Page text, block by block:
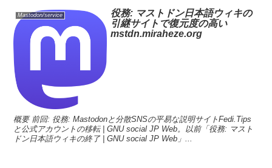
Mastodon/service
役務: マストドン日本語ウィキの
引継サイトで復元度の高い
mstdn.miraheze.org
概要 前回: 役務: Mastodonと分散SNSの平易な説明サイトFedi.Tips
と公式アカウントの移転 | GNU social JP Web。以前「役務: マスト
ドン日本語ウィキの終了 | GNU social JP Web」...